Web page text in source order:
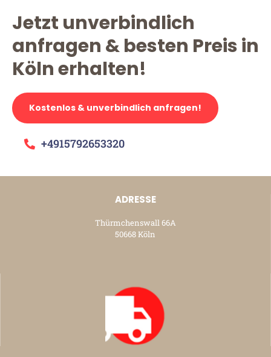
Jetzt unverbindlich
anfragen & besten Preis in
Köln erhalten!
Kostenlos & unverbindlich anfragen!
+4915792653320
ADRESSE
Thürmchenswall 66A
50668 Köln